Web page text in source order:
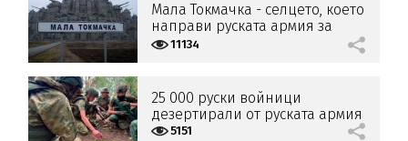
Мала Токмачка - селцето, което
направи руската армия за
смях11134
25 000 руски войници
дезертирали от руската армия
само за няколко месеца
5151